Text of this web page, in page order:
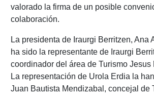
valorado la firma de un posible
colaboración.
La presidenta de Iraurgi Berritzen, Ana
ha sido la representante de Iraurgi
coordinador del área de Turismo Jesus
La representación de Urola Erdia la
Juan Bautista Mendizabal, concejal de